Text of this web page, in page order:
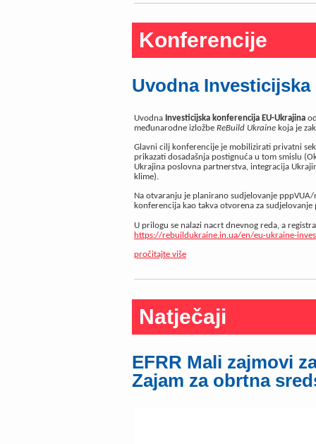
Konferencije
Uvodna
Uvodna Investicijska konferencija EU-Ukrajina
međunarodne izložbe ReBuild Ukraine koja je
Glavni cilj konferencije je mobilizirati privatni
prikazati dosadašnja postignuća u tom smislu
Ukrajina poslovna partnerstva, integracija
klime).
Na otvaranju je planirano sudjelovanje
konferencija kao takva otvorena za
U prilogu se nalazi nacrt dnevnog reda, a
https://rebuildukraine.in.ua/en/eu-ukraine-
pročitajte više
Natječaji
EFRR Mali zajmovi
Zajam za obrtna